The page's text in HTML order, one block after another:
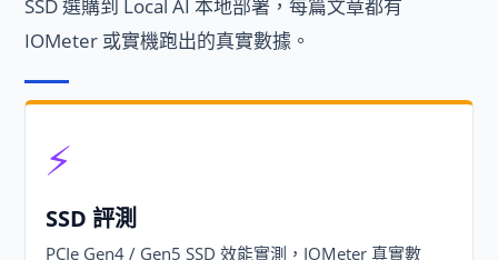
SSD 選購到 Local AI 本地部署，每篇文章都有
IOMeter 或實機跑出的真實數據。
⚡
SSD 評測
PCIe Gen4 / Gen5 SSD 效能實測，IOMeter 真實數